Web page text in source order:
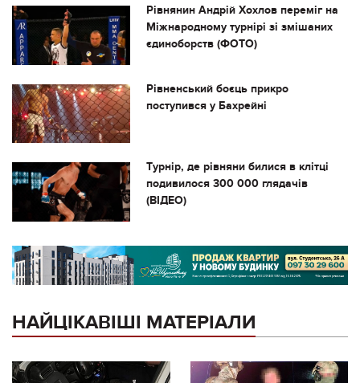
Рівнянин Андрій Хохлов переміг на
Міжнародному турнірі зі змішаних
єдиноборств (ФОТО)
Рівненський боєць прикро
поступився у Бахрейні
Турнір, де рівняни билися в клітці
подивилося 300 000 глядачів
(ВІДЕО)
НАЙЦІКАВІШІ МАТЕРІАЛИ